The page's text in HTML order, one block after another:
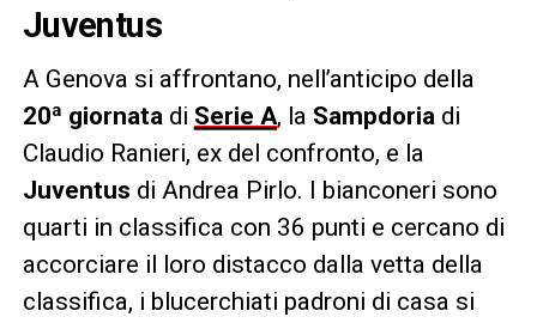
Juventus
A Genova si affrontano, nell’anticipo della
20ª giornatadi Serie A, la Sampdoriadi
Claudio Ranieri, ex del confronto, e la
Juventus di Andrea Pirlo. I bianconeri sono
quarti in classifica con 36 punti e cercano di
accorciare il loro distacco dalla vetta della
classifica, i blucerchiati padroni di casa si